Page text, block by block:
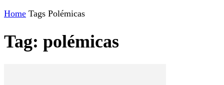
Home Tags Polémicas
Tag: polémicas